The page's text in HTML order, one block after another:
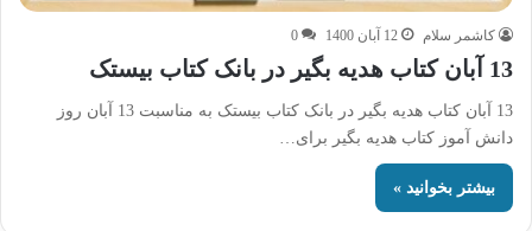
کاشمر سلام 12 آبان 1400 0
13 آبان کتاب هدیه بگیر در بانک کتاب بیستک
13 آبان کتاب هدیه بگیر در بانک کتاب بیستک به مناسبت 13 آبان روز
دانش آموز کتاب هدیه بگیر برای…
بیشتر بخوانید »